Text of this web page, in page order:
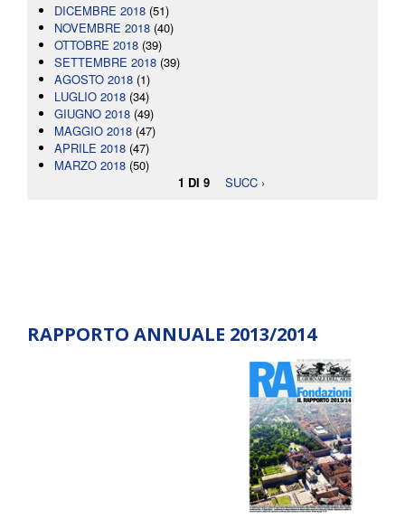
DICEMBRE 2018 (51)
NOVEMBRE 2018 (40)
OTTOBRE 2018 (39)
SETTEMBRE 2018 (39)
AGOSTO 2018 (1)
LUGLIO 2018 (34)
GIUGNO 2018 (49)
MAGGIO 2018 (47)
APRILE 2018 (47)
MARZO 2018 (50)
1 DI 9
SUCC ›
RAPPORTO ANNUALE 2013/2014